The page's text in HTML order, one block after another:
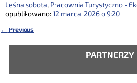
Leśna sobota, Pracownia Turystyczno -
opublikowano:12 marca, 2026 o 9:20
← Previous
PARTNERZY